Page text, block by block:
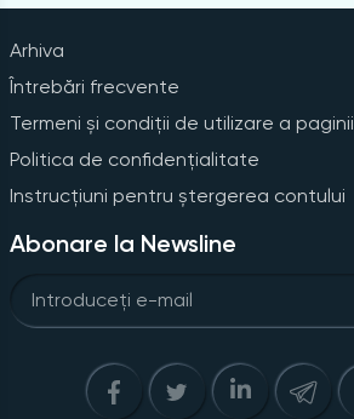
Arhiva
Întrebări frecvente
Termeni și condiții de utilizare a paginii
Politica de confidențialitate
Instrucțiuni pentru ștergerea contului
Abonare la Newsline